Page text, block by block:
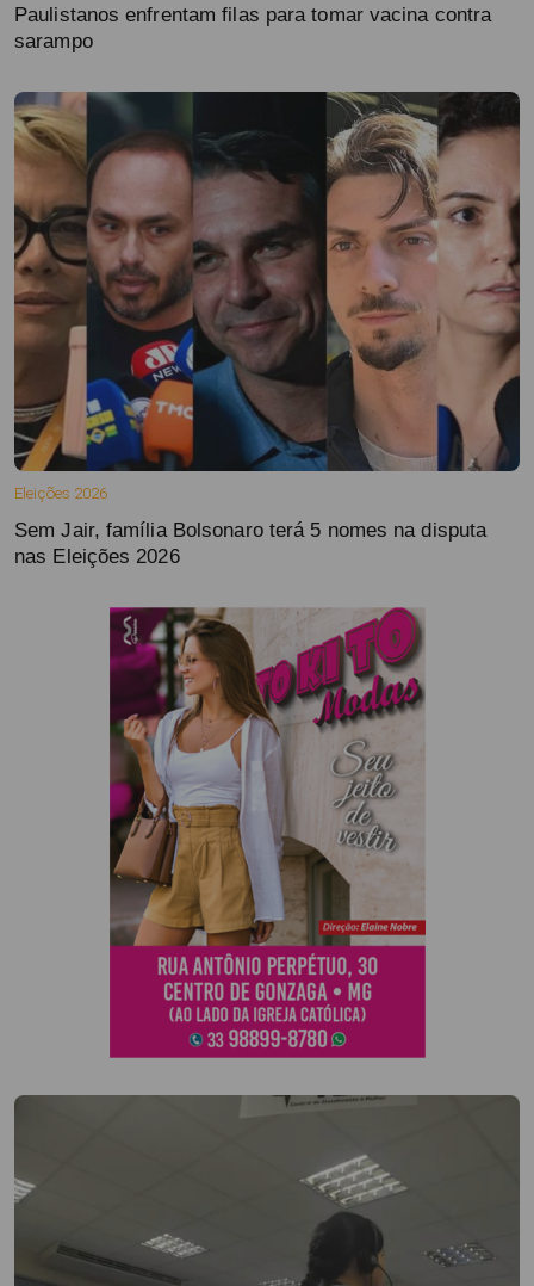
Paulistanos enfrentam filas para tomar vacina contra
sarampo
Eleições 2026
Sem Jair, família Bolsonaro terá 5 nomes na disputa
nas Eleições 2026